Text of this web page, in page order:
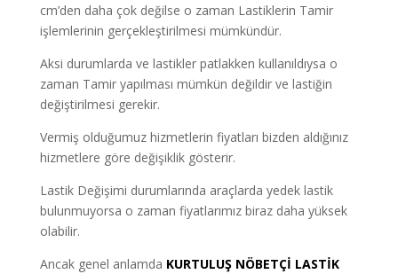
cm’den daha çok değilse o zaman Lastiklerin Tamir
işlemlerinin gerçekleştirilmesi mümkündür.
Aksi durumlarda ve lastikler patlakken kullanıldıysa o
zaman Tamir yapılması mümkün değildir ve lastiğin
değiştirilmesi gerekir.
Vermiş olduğumuz hizmetlerin fiyatları bizden aldığınız
hizmetlere göre değişiklik gösterir.
Lastik Değişimi durumlarında araçlarda yedek lastik
bulunmuyorsa o zaman fiyatlarımız biraz daha yüksek
olabilir.
Ancak genel anlamda KURTULUŞ NÖBETÇİ LASTİK